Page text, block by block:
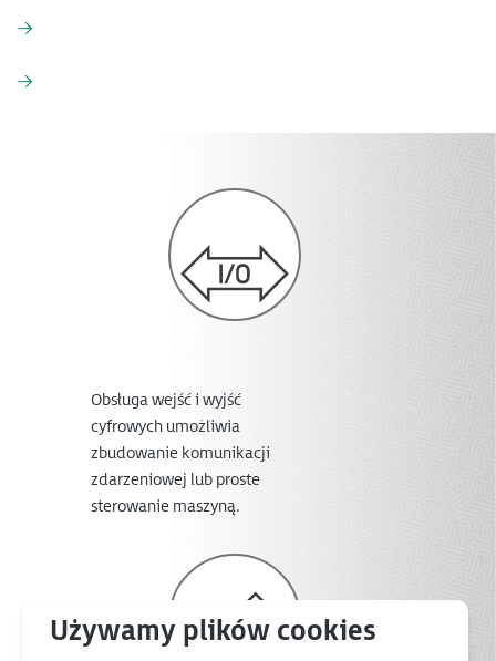
→
→
Obsługa wejść i wyjść
cyfrowych umożliwia
zbudowanie komunikacji
zdarzeniowej lub proste
sterowanie maszyną.